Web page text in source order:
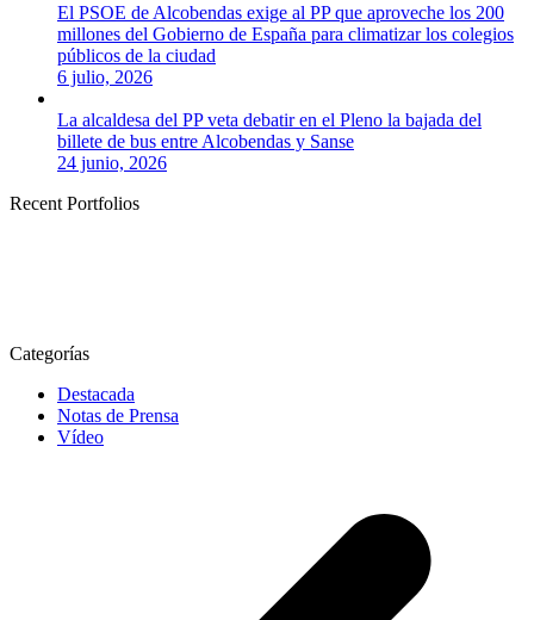
El PSOE de Alcobendas exige al PP que aproveche los 200
millones del Gobierno de España para climatizar los colegios
públicos de la ciudad
6 julio, 2026
La alcaldesa del PP veta debatir en el Pleno la bajada del
billete de bus entre Alcobendas y Sanse
24 junio, 2026
Recent Portfolios
Categorías
Destacada
Notas de Prensa
Vídeo